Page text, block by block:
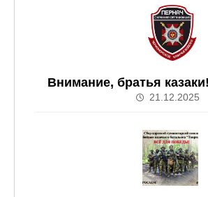
Внимание, братья
21.12.2025